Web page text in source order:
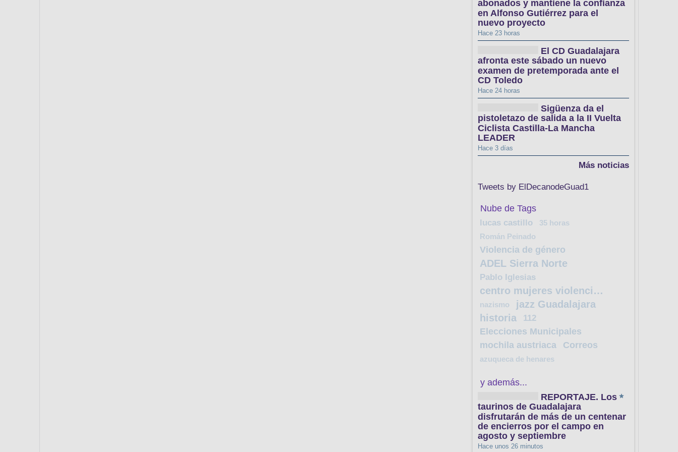
abonados y mantiene la confianza
en Alfonso Gutiérrez para el
nuevo proyecto
Hace 23 horas
El CD Guadalajara
afronta este sábado un nuevo
examen de pretemporada ante el
CD Toledo
Hace 24 horas
Sigüenza da el
pistoletazo de salida a la II Vuelta
Ciclista Castilla-La Mancha
LEADER
Hace 3 días
Más noticias
Tweets by ElDecanodeGuad1
Nube de Tags
lucas castillo
35 horas
Román Peinado
Violencia de género
ADEL Sierra Norte
Pablo Iglesias
centro mujeres violencia género
nazismo
jazz Guadalajara
historia
112
Elecciones Municipales
mochila austriaca
Correos
azuqueca de henares
y además...
REPORTAJE. Los
taurinos de Guadalajara
disfrutarán de más de un centenar
de encierros por el campo en
agosto y septiembre
Hace unos 26 minutos